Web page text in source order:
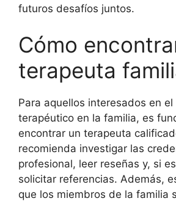
futuros desafíos juntos.
Cómo
terapeuta
Para aquellos interesados en
terapéutico en la familia, es
encontrar un terapeuta
recomienda investigar las
profesional, leer reseñas y, si
solicitar referencias. Además,
que los miembros de la familia